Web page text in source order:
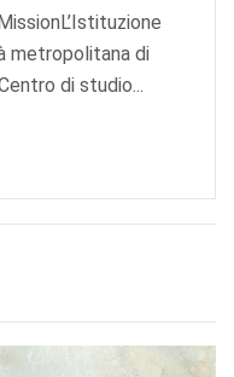
metropolitana di
di studio...